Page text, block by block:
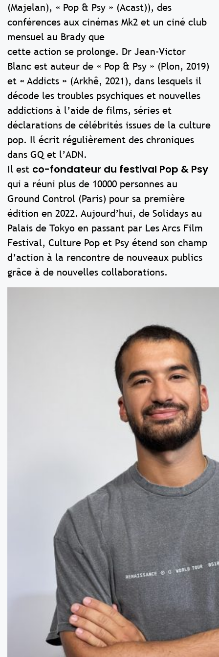
(Majelan), « Pop & Psy » (Acast)), des
conférences aux cinémas Mk2 et un ciné club
mensuel au Brady que
cette action se prolonge. Dr Jean-Victor
Blanc est auteur de « Pop & Psy » (Plon, 2019)
et « Addicts » (Arkhê, 2021), dans lesquels il
décode les troubles psychiques et nouvelles
addictions à l’aide de films, séries et
déclarations de célébrités issues de la culture
pop. Il écrit régulièrement des chroniques
dans GQ et l’ADN.
Il est co-fondateur du festival Pop & Psy
qui a réuni plus de 10000 personnes au
Ground Control (Paris) pour sa première
édition en 2022. Aujourd’hui, de Solidays au
Palais de Tokyo en passant par Les Arcs Film
Festival, Culture Pop et Psy étend son champ
d’action à la rencontre de nouveaux publics
grâce à de nouvelles collaborations.